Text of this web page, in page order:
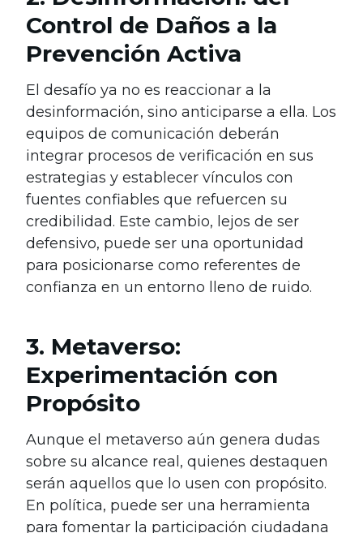
Control de Daños a la
Prevención Activa
El desafío ya no es reaccionar a la
desinformación, sino anticiparse a ella. Los
equipos de comunicación deberán
integrar procesos de verificación en sus
estrategias y establecer vínculos con
fuentes confiables que refuercen su
credibilidad. Este cambio, lejos de ser
defensivo, puede ser una oportunidad
para posicionarse como referentes de
confianza en un entorno lleno de ruido.
3. Metaverso:
Experimentación con
Propósito
Aunque el metaverso aún genera dudas
sobre su alcance real, quienes destaquen
serán aquellos que lo usen con propósito.
En política, puede ser una herramienta
para fomentar la participación ciudadana